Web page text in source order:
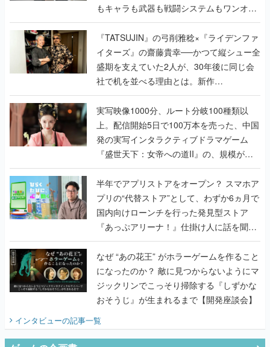
もキャラも武器も戦闘システムもワンオフ
で作り込まれた理由を両ディレクターに聞
く
『TATSUJIN』の弓削雅稔×『ライデンファ
イターズ』の齋藤貴幸──かつて縦シュー全
盛期を支えていた2人が、30年後に同じ会
社で机を並べる理由とは。新作
『TATSUJIN EXTREME』で初タッグを組
んだレジェンド2人に訊く開発秘話
実写映像1000分、ルート分岐100種類以
上。配信開始5日で100万本を売った、中国
発の実写インタラクティブドラマゲーム
『盛世天下：女帝への道II』の、規模が違
うこだわりをプロデューサーに聞いた
半年でアプリストアをオープン？ スマホア
プリの“代替ストア”として、わずか6ヵ月で
国内向けローンチを行った発見型ストア
『あっぷアリーナ！』仕掛け人に話を聞い
てみた
なぜ “あの花王” がホラーゲームを作ること
になったのか？ 敵に見つからないようにマ
ジックリンでこっそり掃除する『しずかな
おそうじ』が生まれるまで【開発座談会】
インタビューの記事一覧